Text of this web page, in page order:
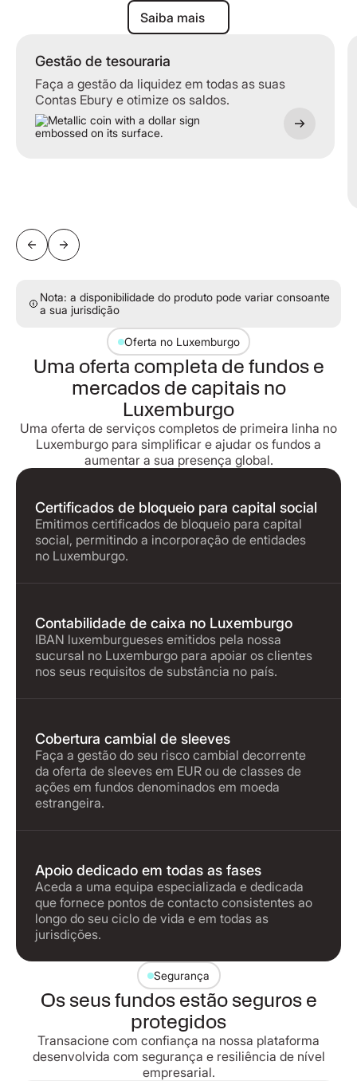
Saiba mais
Saiba mais
Gestão de tesouraria
Faça a gestão da liquidez em todas as suas
Contas Ebury e otimize os saldos.
Gestão de tesouraria
Nota: a disponibilidade do produto pode variar consoante
a sua jurisdição
Oferta no Luxemburgo
Uma oferta completa de fundos e
mercados de capitais no
Luxemburgo
Uma oferta de serviços completos de primeira linha no
Luxemburgo para simplificar e ajudar os fundos a
aumentar a sua presença global.
Certificados de bloqueio para capital social
Emitimos certificados de bloqueio para capital
social, permitindo a incorporação de entidades
no Luxemburgo.
Contabilidade de caixa no Luxemburgo
IBAN luxemburgueses emitidos pela nossa
sucursal no Luxemburgo para apoiar os clientes
nos seus requisitos de substância no país.
Cobertura cambial de sleeves
Faça a gestão do seu risco cambial decorrente
da oferta de sleeves em EUR ou de classes de
ações em fundos denominados em moeda
estrangeira.
Apoio dedicado em todas as fases
Aceda a uma equipa especializada e dedicada
que fornece pontos de contacto consistentes ao
longo do seu ciclo de vida e em todas as
jurisdições.
Segurança
Os seus fundos estão seguros e
protegidos
Transacione com confiança na nossa plataforma
desenvolvida com segurança e resiliência de nível
empresarial.